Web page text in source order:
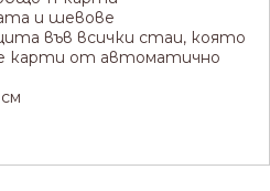
и шевове
във всички стаи, която
карти от автоматично